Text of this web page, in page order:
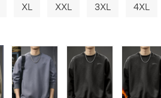
XL XXL 3XL 4XL